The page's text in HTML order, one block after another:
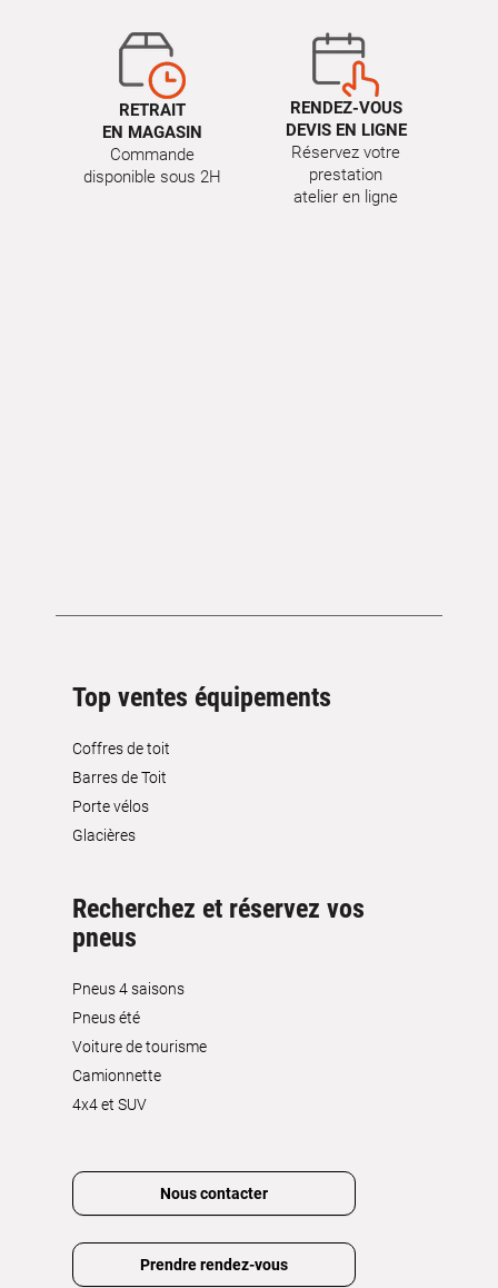
RETRAIT
EN MAGASIN
Commande
disponible sous 2H
RENDEZ-VOUS
DEVIS EN LIGNE
Réservez votre
prestation
atelier en ligne
Top ventes équipements
Coffres de toit
Barres de Toit
Porte vélos
Glacières
Recherchez et réservez vos
pneus
Pneus 4 saisons
Pneus été
Voiture de tourisme
Camionnette
4x4 et SUV
Nous contacter
Prendre rendez-vous